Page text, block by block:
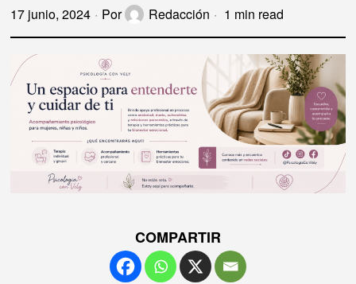
17 junio, 2024 Por Redacción 1 min read
COMPARTIR